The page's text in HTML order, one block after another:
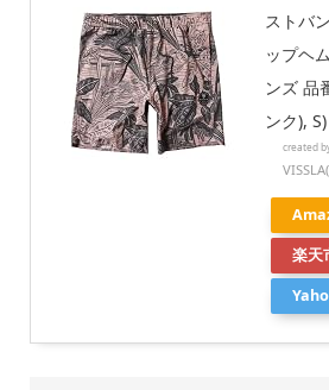
ストバ
ップヘ
ンズ 品
ンク), S)
created
楽天